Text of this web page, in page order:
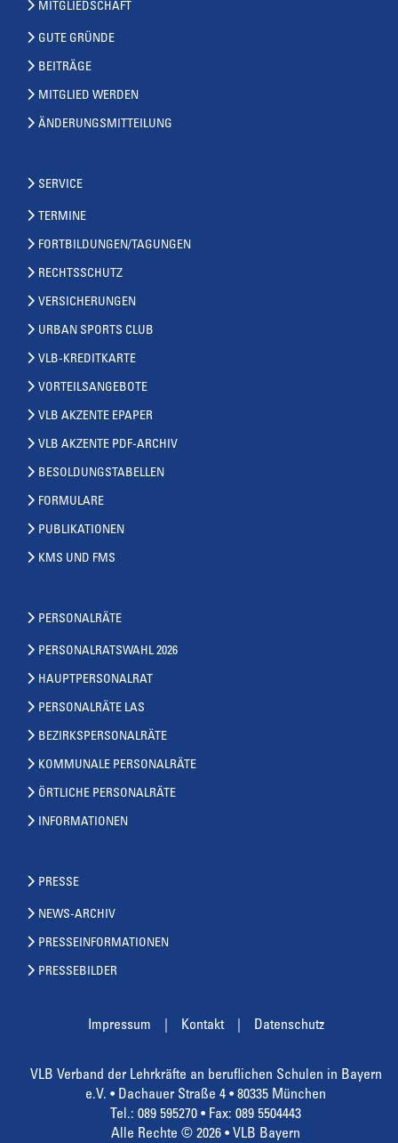
MITGLIEDSCHAFT
GUTE GRÜNDE
BEITRÄGE
MITGLIED WERDEN
ÄNDERUNGSMITTEILUNG
SERVICE
TERMINE
FORTBILDUNGEN/TAGUNGEN
RECHTSSCHUTZ
VERSICHERUNGEN
URBAN SPORTS CLUB
VLB-KREDITKARTE
VORTEILSANGEBOTE
VLB AKZENTE EPAPER
VLB AKZENTE PDF-ARCHIV
BESOLDUNGSTABELLEN
FORMULARE
PUBLIKATIONEN
KMS UND FMS
PERSONALRÄTE
PERSONALRATSWAHL 2026
HAUPTPERSONALRAT
PERSONALRÄTE LAS
BEZIRKSPERSONALRÄTE
KOMMUNALE PERSONALRÄTE
ÖRTLICHE PERSONALRÄTE
INFORMATIONEN
PRESSE
NEWS-ARCHIV
PRESSEINFORMATIONEN
PRESSEBILDER
Impressum Kontakt Datenschutz
VLB Verband der Lehrkräfte an beruflichen Schulen in Bayern
e.V. • Dachauer Straße 4 • 80335 München
Tel.: 089 595270 • Fax: 089 5504443
Alle Rechte © 2026 • VLB Bayern